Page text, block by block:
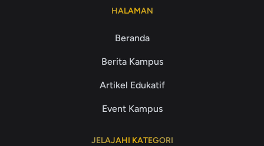
HALAMAN
Beranda
Berita Kampus
Artikel Edukatif
Event Kampus
JELAJAHI KATEGORI